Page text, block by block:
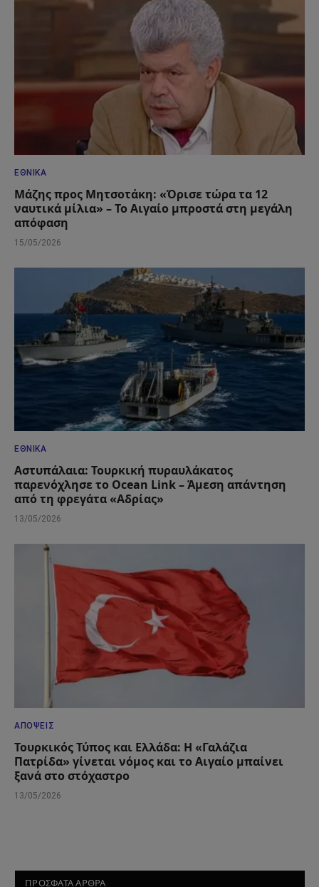
ΕΘΝΙΚΆ
Μάζης προς Μητσοτάκη: «Όρισε τώρα τα 12
ναυτικά μίλια» – Το Αιγαίο μπροστά στη μεγάλη
απόφαση
15/05/2026
ΕΘΝΙΚΆ
Αστυπάλαια: Τουρκική πυραυλάκατος
παρενόχλησε το Ocean Link – Άμεση απάντηση
από τη φρεγάτα «Αδρίας»
13/05/2026
ΑΠΌΨΕΙΣ
Τουρκικός Τύπος και Ελλάδα: Η «Γαλάζια
Πατρίδα» γίνεται νόμος και το Αιγαίο μπαίνει
ξανά στο στόχαστρο
13/05/2026
ΠΡΟΣΦΑΤΑ ΑΡΘΡΑ